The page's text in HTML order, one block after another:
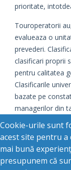
prioritate,
Touroperatorii
evalueaza o
prevederi.
clasificari proprii
pentru calitatea
Clasificarile
bazate pe
managerilor din
Daca este cazul,
autoritatile din
clasificare
respectiva.
Cookie-urile sunt
acest site pentru a
mai bună
presupunem că